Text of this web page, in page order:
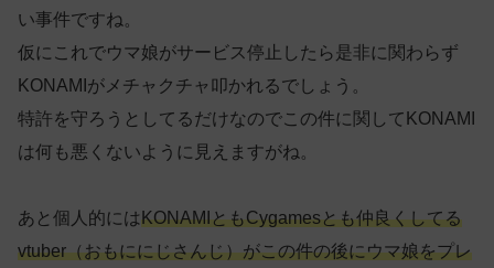
い事件ですね。
仮にこれでウマ娘がサービス停止したら是非に関わらず
KONAMIがメチャクチャ叩かれるでしょう。
特許を守ろうとしてるだけなのでこの件に関してKONAMI
は何も悪くないように見えますがね。
あと個人的にはKONAMIともCygamesとも仲良くしてる
vtuber（おもににじさんじ）がこの件の後にウマ娘をプレ